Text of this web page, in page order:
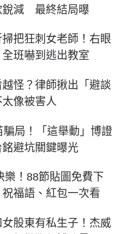
銳減 最終結局曝
把狂刺女老師！右眼
班嚇到逃出教室
怪？律師揪出「避談
像被害人
騙局！「這舉動」博證
避坑關鍵曝光
樂！88節貼圖免費下
福語、紅包一次看
股東有私生子！杰威